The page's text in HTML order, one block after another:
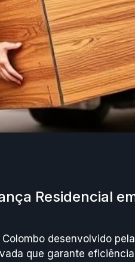
Residencial
desenvolvido pela
que garante